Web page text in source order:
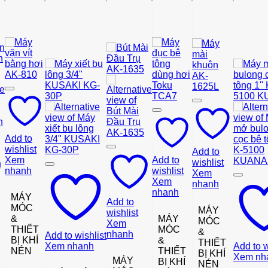
Add to
wishlist
Xem
nhanh
MÁY
MÓC
&
THIẾT
BỊ KHÍ
NÉN
Add to wishlist
Xem nhanh
Add to
wishlist
Xem
nhanh
MÁY
Add to
wishlist
Xem
nhanh
MÁY
MÓC
&
THIẾT
BỊ KHÍ
Add to
wishlist
Xem
nhanh
MÁY
MÓC
&
THIẾT
BỊ KHÍ
NÉN
Add to
Xem